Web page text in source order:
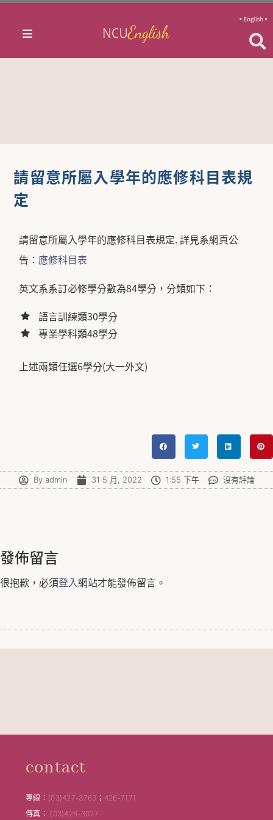
請留意所屬入學年的應修科目表規
定
請留意所屬入學年的應修科目表規定. 詳見系網頁公
告： 應修科目表
英文系系訂必修學分數為84學分，分類如下：
語言訓練類30學分
專業學科類48學分
上述兩類任選6學分(大一外文)
Byadmin 31 5 月, 2022 1:55 下午 沒有評論
發佈留言
很抱歉，必須登入網站才能發佈留言。
contact
專線：(03)427-3763；426-7171
傳真： (03)426-3027